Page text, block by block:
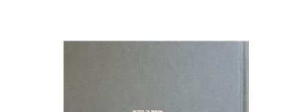
מנחם יצחק כהנא